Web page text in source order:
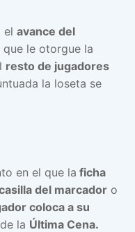
el avance del
que le otorgue la
resto de jugadores
la loseta se
en el que la ficha
del marcador o
coloca a su
la Última Cena.